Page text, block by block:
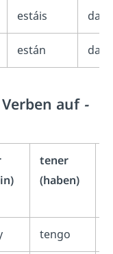
estáis dais
están dan
auf -
tener
(haben)
tengo